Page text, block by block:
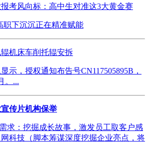
考风向标：高中生对准这3大黄金赛
职下沉沉正在精准赋能
机床车削托辊安拆
示，授权通知布告号CN117505895B，
。...
传片机构保举
求：挖掘成长故事，激发员工取客户感
科技（脚本筹谋深度挖掘企业亮点，将